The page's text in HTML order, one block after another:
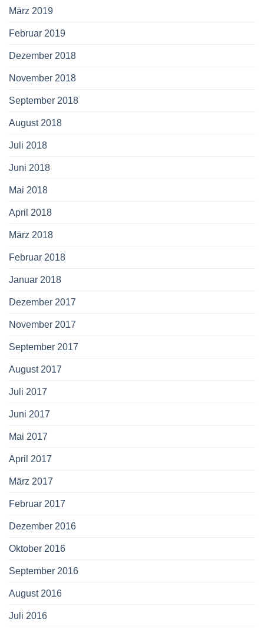
März 2019
Februar 2019
Dezember 2018
November 2018
September 2018
August 2018
Juli 2018
Juni 2018
Mai 2018
April 2018
März 2018
Februar 2018
Januar 2018
Dezember 2017
November 2017
September 2017
August 2017
Juli 2017
Juni 2017
Mai 2017
April 2017
März 2017
Februar 2017
Dezember 2016
Oktober 2016
September 2016
August 2016
Juli 2016